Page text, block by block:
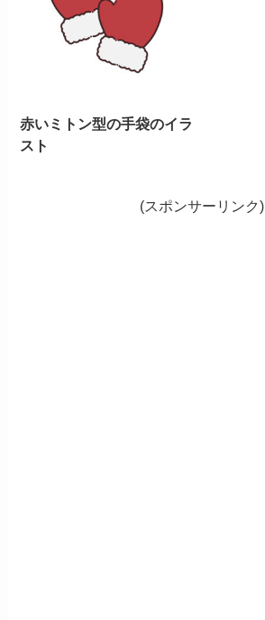
赤いミトン型の手袋のイラ
スト
(スポンサーリンク)